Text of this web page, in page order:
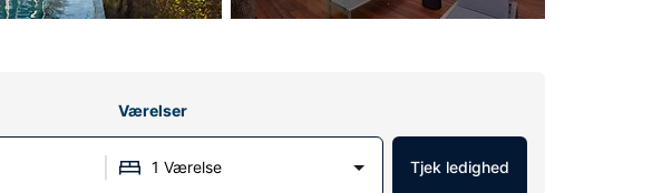
Værelser
1 Værelse Tjek ledighed